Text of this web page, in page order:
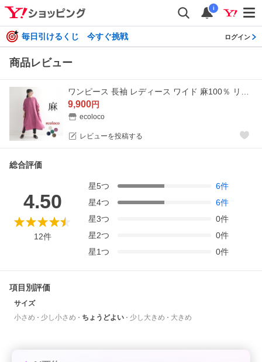
i
毎日引けるくじ 今すぐ挑戦 ログイン
商品レビュー
9,900円
ecoloco
レビューを投稿する
総合評価
4.50
12件
星5つ 6件
星4つ 6件
星3つ 0件
星2つ 0件
星1つ 0件
項目別評価
サイズ
小さめ
少し小さめ ちょうどよい 少し大きめ 大きめ